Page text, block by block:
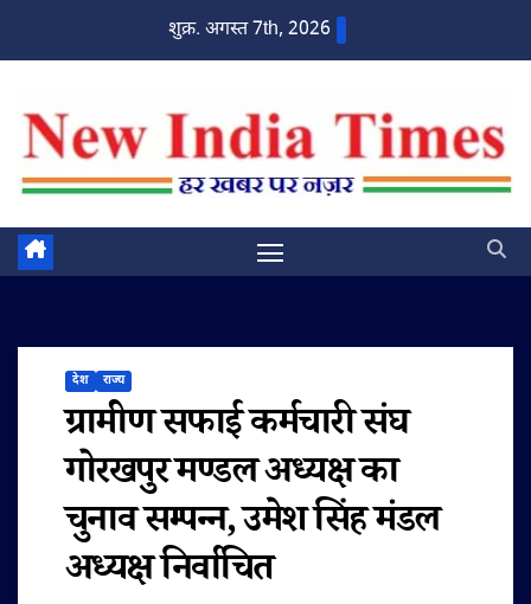
शुक्र. अगस्त 7th, 2026
देश राज्य
ग्रामीण सफाई कर्मचारी संघ
गोरखपुर मण्डल अध्यक्ष का
चुनाव सम्पन्न, उमेश सिंह मंडल
अध्यक्ष निर्वाचित